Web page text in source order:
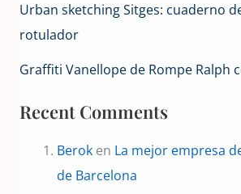
Urban sketching Sitges: cuaderno
rotulador
Graffiti Vanellope de Rompe Ralph
Recent Comments
Berok en La mejor empresa
de Barcelona